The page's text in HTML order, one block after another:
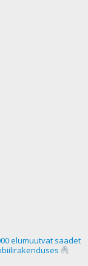
elumuutvat saadet